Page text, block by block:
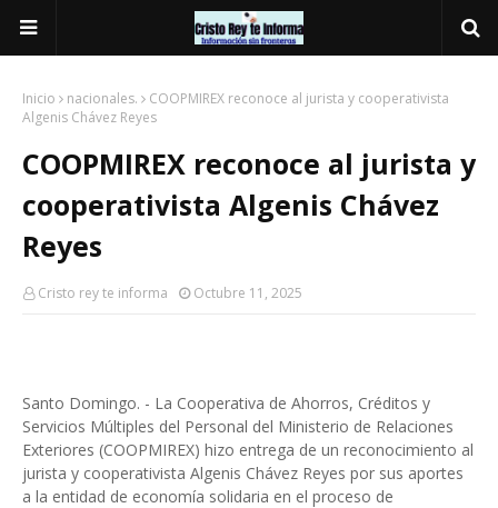
Inicio nacionales.
COOPMIREX reconoce al jurista y cooperativista
Algenis Chávez Reyes
COOPMIREX reconoce al jurista y
cooperativista Algenis Chávez
Reyes
Cristo rey te informa Octubre 11, 2025
Santo Domingo. - La Cooperativa de Ahorros, Créditos y
Servicios Múltiples del Personal del Ministerio de Relaciones
Exteriores (COOPMIREX) hizo entrega de un reconocimiento al
jurista y cooperativista Algenis Chávez Reyes por sus aportes
a la entidad de economía solidaria en el proceso de